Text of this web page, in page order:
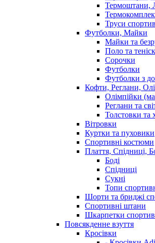
Термоштани,
Труси
Футболки, Майки
Майки та
Поло та
Сорочки
Футболки
Футболки з
Кофти, Реглани,
Олімпійки
Реглани та
Толстовки та
Вітровки
Куртки та пуховики
Спортивні костюми
Плаття, Спідниці,
Боді
Спідниці
Сукні
Топи
Шорти та бриджі
Спортивні штани
Шкарпетки
Повсякденне взуття
Кросівки